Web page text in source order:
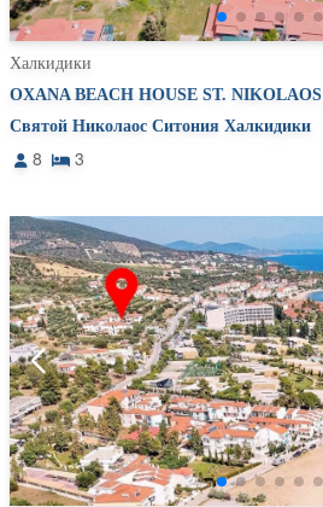
Халкидики
OXANA BEACH HOUSE ST. NIKOLAOS
Святой Николаос Ситония Халкидики
8 3